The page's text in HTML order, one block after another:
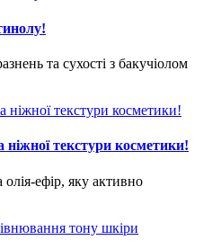
та сухості з бакучіолом
ніжної текстури косметики!
олія-ефір, яку активно